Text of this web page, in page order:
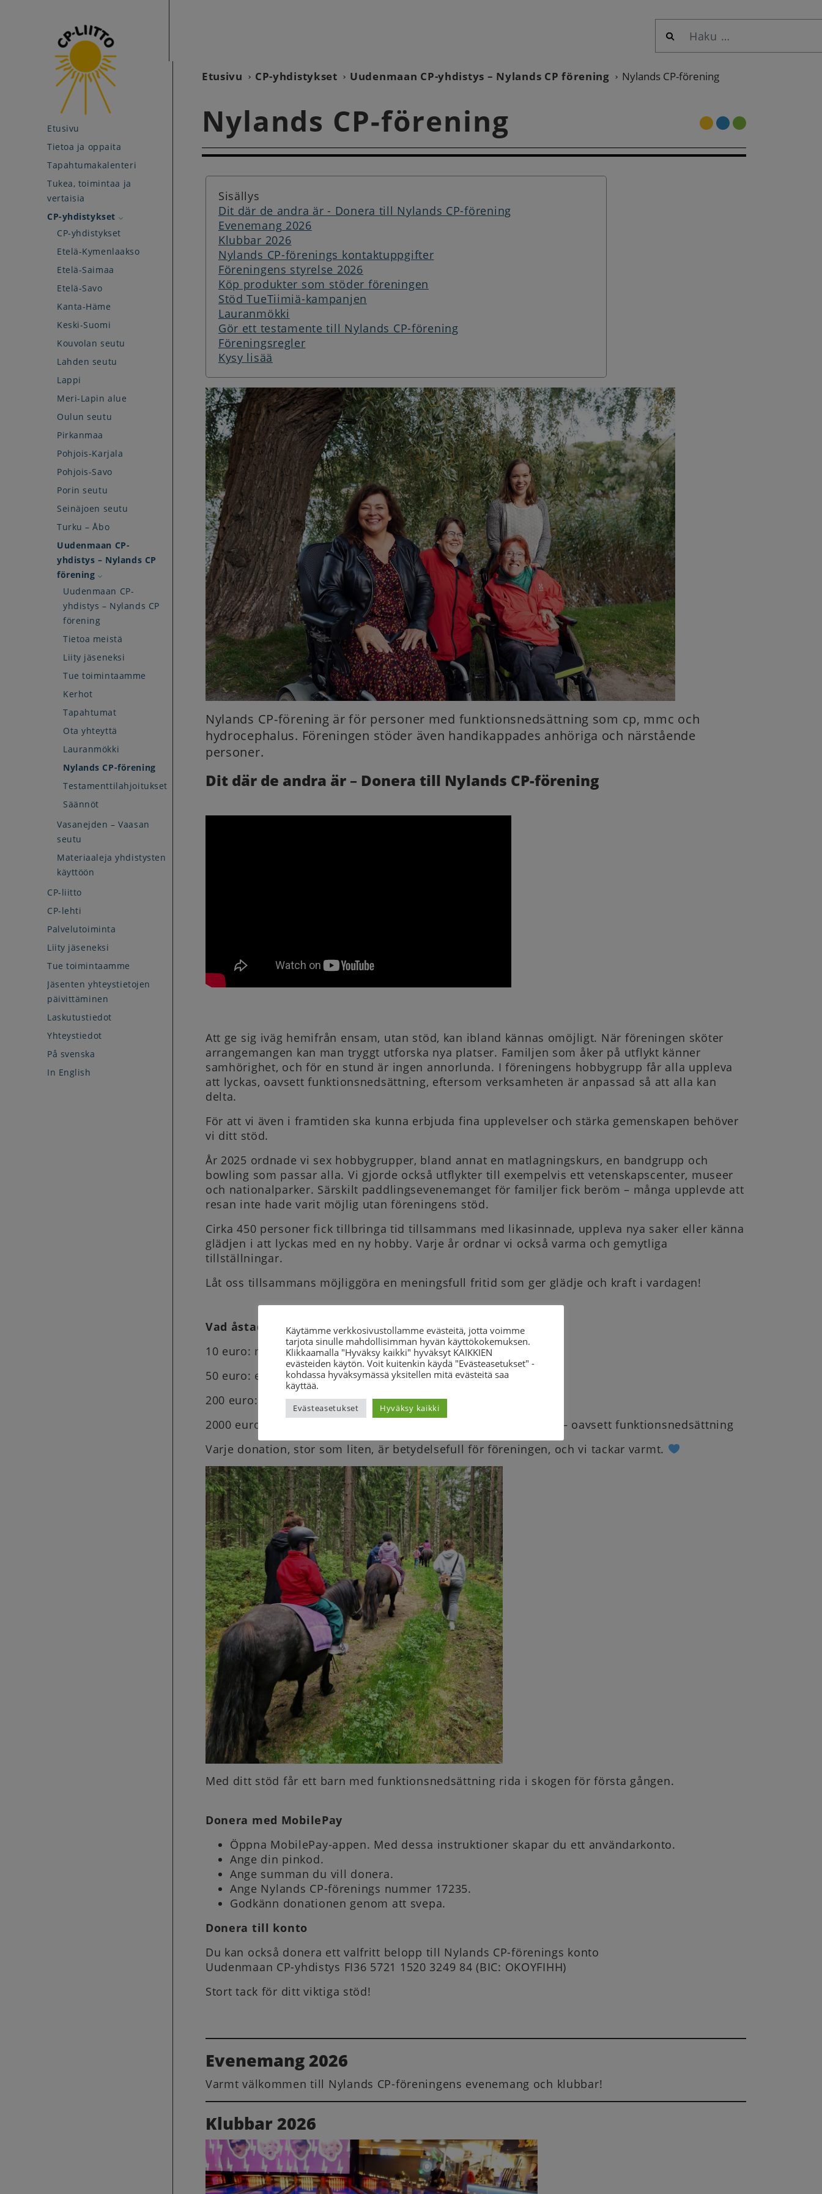
Etusivu
Tietoa ja oppaita
Tapahtumakalenteri
Tukea, toimintaa ja
vertaisia
CP-yhdistykset
CP-yhdistykset
Etelä-Kymenlaakso
Etelä-Saimaa
Etelä-Savo
Kanta-Häme
Keski-Suomi
Kouvolan seutu
Lahden seutu
Lappi
Meri-Lapin alue
Oulun seutu
Pirkanmaa
Pohjois-Karjala
Pohjois-Savo
Porin seutu
Seinäjoen seutu
Turku – Åbo
Uudenmaan CP-
yhdistys – Nylands CP
förening
Uudenmaan CP-
yhdistys – Nylands CP
förening
Tietoa meistä
Liity jäseneksi
Tue toimintaamme
Kerhot
Tapahtumat
Ota yhteyttä
Lauranmökki
Nylands CP-förening
Testamenttilahjoitukset
Säännöt
Vasanejden – Vaasan
seutu
Materiaaleja yhdistysten
käyttöön
CP-liitto
CP-lehti
Palvelutoiminta
Liity jäseneksi
Tue toimintaamme
Jäsenten yhteystietojen
päivittäminen
Laskutustiedot
Yhteystiedot
På svenska
In English
Etusivu CP-yhdistykset Uudenmaan CP-yhdistys – Nylands CP förening Nylands CP-förening
Nylands CP-förening
Sisällys
Dit där de andra är - Donera till Nylands CP-förening
Evenemang 2026
Klubbar 2026
Nylands CP-förenings kontaktuppgifter
Föreningens styrelse 2026
Köp produkter som stöder föreningen
Stöd TueTiimiä-kampanjen
Lauranmökki
Gör ett testamente till Nylands CP-förening
Föreningsregler
Kysy lisää
Nylands CP-förening är för personer med funktionsnedsättning som cp, mmc och
hydrocephalus. Föreningen stöder även handikappades anhöriga och närstående
personer.
Dit där de andra är– Donera till Nylands CP-förening
Att ge sig iväg hemifrån ensam, utan stöd, kan ibland kännas omöjligt. När föreningen sköter
arrangemangen kan man tryggt utforska nya platser. Familjen som åker på utflykt känner
samhörighet, och för en stund är ingen annorlunda. I föreningens hobbygrupp får alla uppleva
att lyckas, oavsett funktionsnedsättning, eftersom verksamheten är anpassad så att alla kan
delta.
För att vi även i framtiden ska kunna erbjuda fina upplevelser och stärka gemenskapen behöver
vi ditt stöd.
År 2025 ordnade vi sex hobbygrupper, bland annat en matlagningskurs, en bandgrupp och
bowling som passar alla. Vi gjorde också utflykter till exempelvis ett vetenskapscenter, museer
och nationalparker. Särskilt paddlingsevenemanget för familjer fick beröm – många upplevde att
resan inte hade varit möjlig utan föreningens stöd.
Cirka 450 personer fick tillbringa tid tillsammans med likasinnade, uppleva nya saker eller känna
glädjen i att lyckas med en ny hobby. Varje år ordnar vi också varma och gemytliga
tillställningar.
Låt oss tillsammans möjliggöra en meningsfull fritid som ger glädje och kraft i vardagen!
Vad åstadkommer din donation?
10 euro: mellanmål till ett barn på en utflykt med lägereld
50 euro: en konsertupplevelse för två rullstolsanvändare
200 euro: fyra familjer får åka på en paddlingsutflykt
2000 euro: vi kan fortsätta bandverksamheten där alla får spela – oavsett funktionsnedsättning
Varje donation, stor som liten, är betydelsefull för föreningen, och vi tackar varmt.
Med ditt stöd får ett barn med funktionsnedsättning rida i skogen för första gången.
Donera med MobilePay
Öppna MobilePay-appen. Med dessa instruktioner skapar du ett användarkonto.
Ange din pinkod.
Ange summan du vill donera.
Ange Nylands CP-förenings nummer 17235.
Godkänn donationen genom att svepa.
Donera till konto
Du kan också donera ett valfritt belopp till Nylands CP-förenings konto
Uudenmaan CP-yhdistys FI36 5721 1520 3249 84 (BIC: OKOYFIHH)
Stort tack för ditt viktiga stöd!
Evenemang 2026
Varmt välkommen till Nylands CP-föreningens evenemang och klubbar!
Klubbar 2026
Käytämme verkkosivustollamme evästeitä, jotta voimme
tarjota sinulle mahdollisimman hyvän käyttökokemuksen.
Klikkaamalla "Hyväksy kaikki" hyväksyt KAIKKIEN
evästeiden käytön. Voit kuitenkin käydä "Evästeasetukset" -
kohdassa hyväksymässä yksitellen mitä evästeitä saa
käyttää.
Evästeasetukset Hyväksy kaikki